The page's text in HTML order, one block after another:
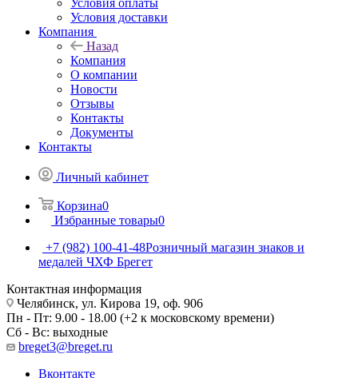
Условия оплаты
Условия доставки
Компания
Назад
Компания
О компании
Новости
Отзывы
Контакты
Документы
Контакты
Личный кабинет
Корзина0
Избранные товары0
+7 (982) 100-41-48Розничный магазин знаков и
медалей ЧХФ Брегет
Контактная информация
Челябинск, ул. Кирова 19, оф. 906
Пн - Пт: 9.00 - 18.00 (+2 к московскому времени)
Сб - Вс: выходные
breget3@breget.ru
Вконтакте